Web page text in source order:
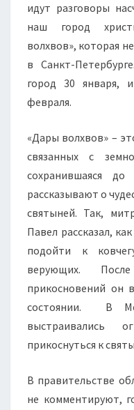
идут разговоры
наш город
волхвов», которая
в Санкт-
город 30 января,
февраля.
«Дары волхвов» –
связанных с
сохранившаяся
рассказывают о
святыней. Так,
Павел рассказал,
подойти к
верующих.
прикосновений он
состоянии. В
выстраивались
прикоснуться к
В правительстве
не комментируют,